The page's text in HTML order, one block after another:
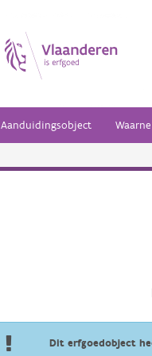
Aanduidingsobject
Dit erfgoedobject